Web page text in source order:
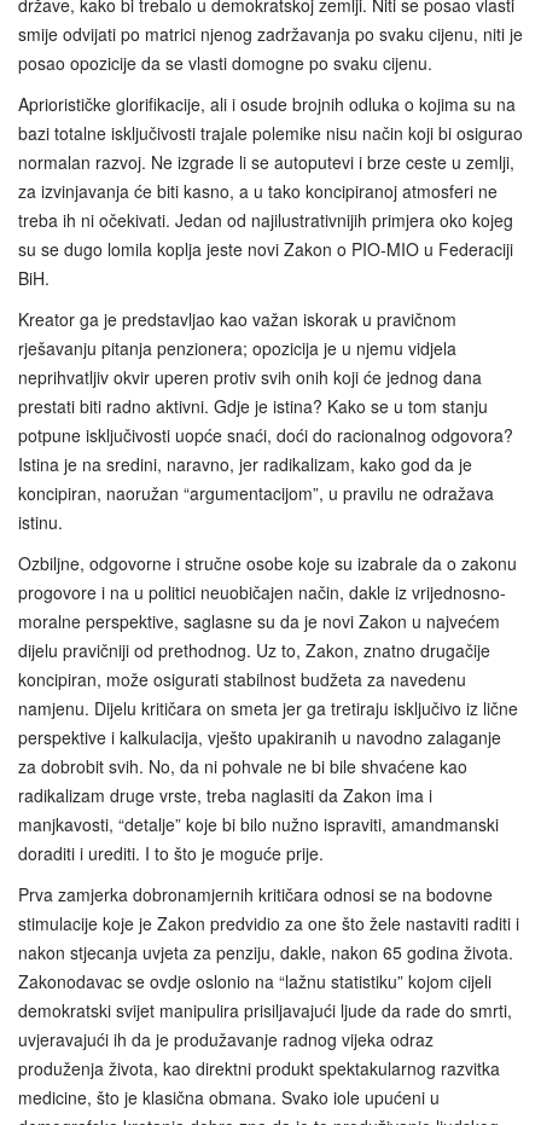
države, kako bi trebalo u demokratskoj zemlji. Niti se posao vlasti
smije odvijati po matrici njenog zadržavanja po svaku cijenu, niti je
posao opozicije da se vlasti domogne po svaku cijenu.
Apriorističke glorifikacije, ali i osude brojnih odluka o kojima su na
bazi totalne isključivosti trajale polemike nisu način koji bi osigurao
normalan razvoj. Ne izgrade li se autoputevi i brze ceste u zemlji,
za izvinjavanja će biti kasno, a u tako koncipiranoj atmosferi ne
treba ih ni očekivati. Jedan od najilustrativnijih primjera oko kojeg
su se dugo lomila koplja jeste novi Zakon o PIO-MIO u Federaciji
BiH.
Kreator ga je predstavljao kao važan iskorak u pravičnom
rješavanju pitanja penzionera; opozicija je u njemu vidjela
neprihvatljiv okvir uperen protiv svih onih koji će jednog dana
prestati biti radno aktivni. Gdje je istina? Kako se u tom stanju
potpune isključivosti uopće snaći, doći do racionalnog odgovora?
Istina je na sredini, naravno, jer radikalizam, kako god da je
koncipiran, naoružan “argumentacijom”, u pravilu ne odražava
istinu.
Ozbiljne, odgovorne i stručne osobe koje su izabrale da o zakonu
progovore i na u politici neuobičajen način, dakle iz vrijednosno-
moralne perspektive, saglasne su da je novi Zakon u najvećem
dijelu pravičniji od prethodnog. Uz to, Zakon, znatno drugačije
koncipiran, može osigurati stabilnost budžeta za navedenu
namjenu. Dijelu kritičara on smeta jer ga tretiraju isključivo iz lične
perspektive i kalkulacija, vješto upakiranih u navodno zalaganje
za dobrobit svih. No, da ni pohvale ne bi bile shvaćene kao
radikalizam druge vrste, treba naglasiti da Zakon ima i
manjkavosti, “detalje” koje bi bilo nužno ispraviti, amandmanski
doraditi i urediti. I to što je moguće prije.
Prva zamjerka dobronamjernih kritičara odnosi se na bodovne
stimulacije koje je Zakon predvidio za one što žele nastaviti raditi i
nakon stjecanja uvjeta za penziju, dakle, nakon 65 godina života.
Zakonodavac se ovdje oslonio na “lažnu statistiku” kojom cijeli
demokratski svijet manipulira prisiljavajući ljude da rade do smrti,
uvjeravajući ih da je produžavanje radnog vijeka odraz
produženja života, kao direktni produkt spektakularnog razvitka
medicine, što je klasična obmana. Svako iole upućeni u